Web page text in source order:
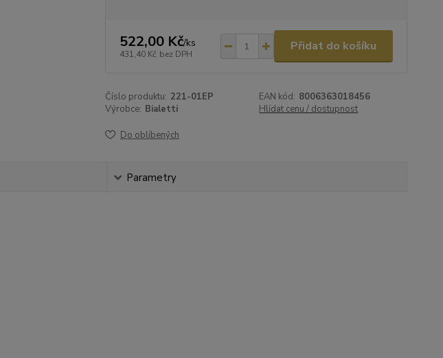
522,00 Kč/ks
431,40 Kč bez DPH
Přidat do košíku
Číslo produktu: 221-01EP EAN kód: 8006363018456
Výrobce: Bialetti Hlídat cenu / dostupnost
Do oblíbených
Parametry